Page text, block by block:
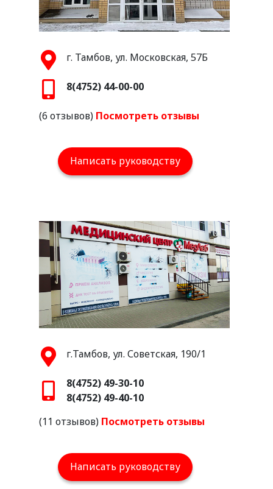
г. Тамбов, ул. Московская, 57Б
8(4752) 44-00-00
(6 отзывов) Посмотреть отзывы
Написать руководству
г.Тамбов, ул. Советская, 190/1
8(4752) 49-30-10
8(4752) 49-40-10
(11 отзывов) Посмотреть отзывы
Написать руководству